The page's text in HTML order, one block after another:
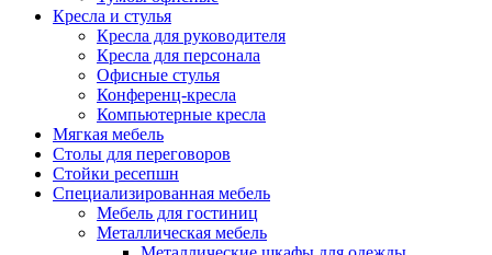
Кресла и стулья
Кресла для руководителя
Кресла для персонала
Офисные стулья
Конференц-кресла
Компьютерные кресла
Мягкая мебель
Столы для переговоров
Стойки ресепшн
Специализированная мебель
Мебель для гостиниц
Металлическая мебель